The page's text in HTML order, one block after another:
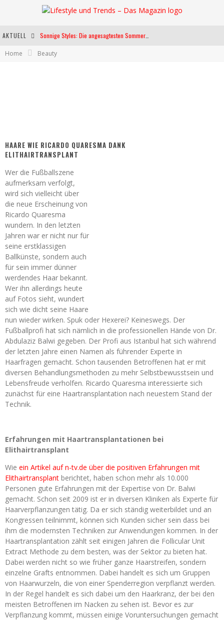
AKTUELL
Home Beauty
HAARE WIE RICARDO QUARESMA DANK
ELITHAIRTRANSPLANT
Wer die Fußballszene
aufmerksam verfolgt,
wird sich vielleicht über
die neue Erscheinung von
Ricardo Quaresma
wundern. In den letzten
Jahren war er nicht nur für
seine erstklassigen
Ballkünste, sondern auch
für sein immer dünner
werdendes Haar bekannt.
Wer ihn allerdings heute
auf Fotos sieht, wundert
sich wie dicht seine Haare
nun wieder wirken. Spuk oder Hexerei? Keineswegs. Der
Fußballprofi hat sich nämlich in die professionellen Hände von Dr.
Abdulaziz Balwi gegeben. Der Profi aus Istanbul hat sich während
der letzten Jahre einen Namen als führender Experte in
Haarfragen gemacht. Schon tausenden Betroffenen hat er mit
diversen Behandlungsmethoden zu mehr Selbstbewusstsein und
Lebensfreude verholfen. Ricardo Quaresma interessierte sich
zunächst für eine Haartransplantation nach neuestem Stand der
Technik.
Erfahrungen mit Haartransplantationen bei
Elithairtransplant
Wie ein Artikel auf n-tv.de über die positiven Erfahrungen mit
Elithairtransplant berichtet, haben schon mehr als 10.000
Personen gute Erfahrungen mit der Expertise von Dr. Balwi
gemacht. Schon seit 2009 ist er in diversen Kliniken als Experte für
Haarverpflanzungen tätig. Da er sich ständig weiterbildet und an
Kongressen teilnimmt, können sich Kunden sicher sein dass bei
ihm die modernsten Techniken zur Anwendungen kommen. In der
Haartransplantation zählt seit einigen Jahren die Follicular Unit
Extract Methode zu dem besten, was der Sektor zu bieten hat.
Dabei werden nicht so wie früher ganze Haarstreifen, sondern
einzelne Grafts entnommen. Dabei handelt es sich um Gruppen
von Haarwurzeln, die von einer Spenderregion verpflanzt werden.
In der Regel handelt es sich dabei um den Haarkranz, der bei den
meisten Betroffenen im Nacken zu sehen ist. Bevor es zur
Verpflanzung kommt, müssen einige Voruntersuchungen gemacht